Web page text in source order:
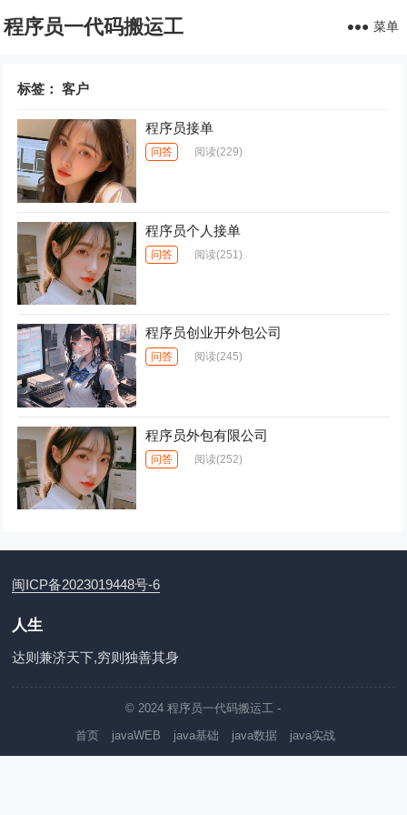
程序员一代码搬运工 菜单
标签：客户
程序员接单
问答 阅读(229)
程序员个人接单
问答 阅读(251)
程序员创业开外包公司
问答 阅读(245)
程序员外包有限公司
问答 阅读(252)
闽ICP备2023019448号-6
人生
达则兼济天下,穷则独善其身
© 2024程序员一代码搬运工 -
首页
javaWEB java基础 java数据 java实战